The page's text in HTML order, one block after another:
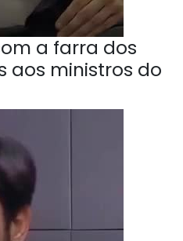
a farra dos
aos ministros do